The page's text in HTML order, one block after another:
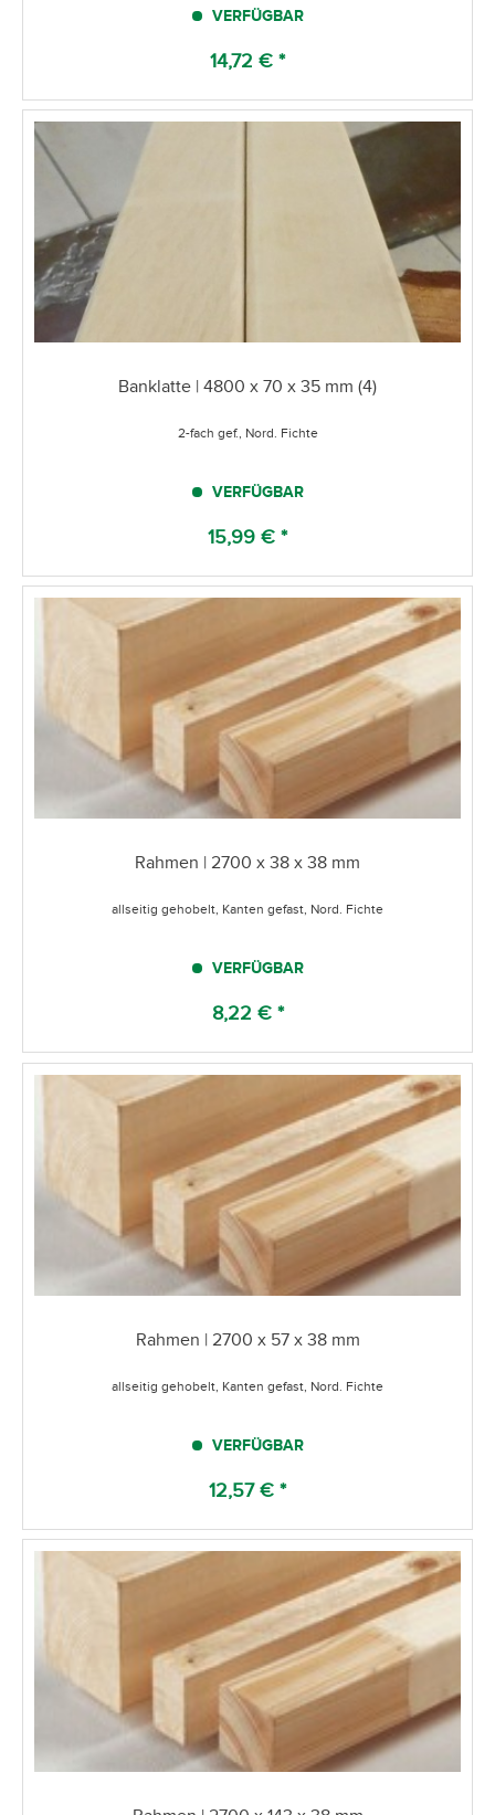
VERFÜGBAR
14,72 € *
Banklatte | 4800 x 70 x 35 mm (4)
2-fach gef., Nord. Fichte
VERFÜGBAR
15,99 € *
Rahmen | 2700 x 38 x 38 mm
allseitig gehobelt, Kanten gefast, Nord. Fichte
VERFÜGBAR
8,22 € *
Rahmen | 2700 x 57 x 38 mm
allseitig gehobelt, Kanten gefast, Nord. Fichte
VERFÜGBAR
12,57 € *